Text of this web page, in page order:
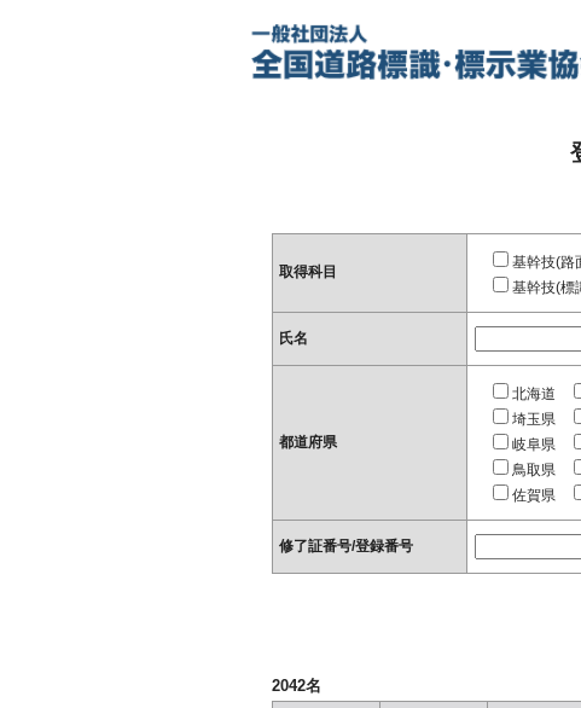
取得科目
基幹技(路
基幹技(標
氏名
都道府県
北海道
埼玉県
岐阜県
鳥取県
佐賀県
修了証番号/登録番号
2042名